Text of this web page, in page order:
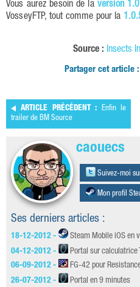
Vous aurez besoin de la version 1.0
VosseyFTP, tout comme pour la
Source : Insects
Partager cet article :
ARTICLE PRÉCÉDENT : Enfin le
trailer de BM Source
caouecs
Suivez-moi
Mon profil
Ses derniers articles :
18-12-2012 -
Steam Mobile iOS en
04-12-2012 -
Portal sur calculatrice TI
06-09-2012 -
FG-42 pour
26-07-2012 -
Portal en 9 minutes